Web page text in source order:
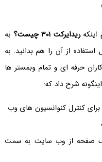
اینکهریدایرکت 301 چیست؟
به
از آن را هم بدانید. به
حرفه ای و تمام وبمستر ها
برای کنترل کنوانسیون های وب
صفحه از وب سایت به سمت